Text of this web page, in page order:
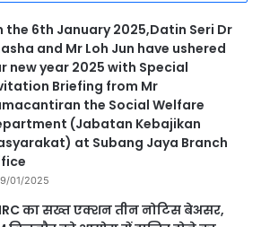
the 6th January 2025,Datin Seri Dr
and Mr Loh Jun have ushered
new year 2025 with Special
Briefing from Mr
the Social Welfare
(Jabatan Kebajikan
at Subang Jaya Branch
01/2025
का सख्त एक्शन तीन नोटिस बेअसर,